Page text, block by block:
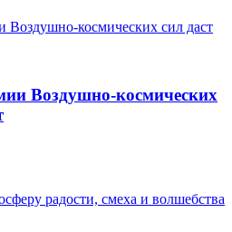
Воздушно-космических